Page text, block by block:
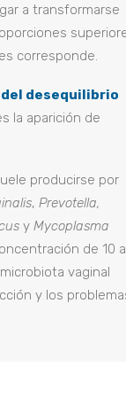
a transformarse
corresponde.
desequilibrio
la aparición de
producirse por
, Prevotella,
y Mycoplasma
de 10 a
vaginal
y los